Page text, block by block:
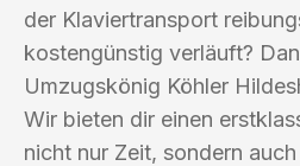
der Klaviertransport
kostengünstig verläuft?
Umzugskönig Köhler
Wir bieten dir einen
nicht nur Zeit, sondern